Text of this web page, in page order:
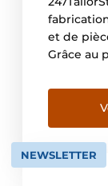
et de
Grâce au
sur 24 et
une
[…]
NEWSLETTER